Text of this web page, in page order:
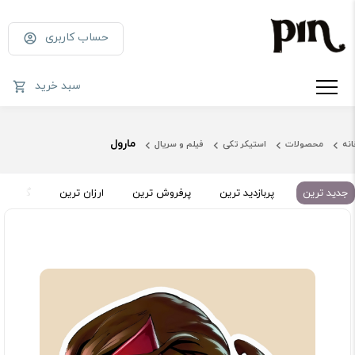
حساب کاربری
سبد خرید
محصولات استیکر تکی فیلم و سریال مارول
جدید ترین پربازدید ترین پرفروش ترین ارزان ترین گران